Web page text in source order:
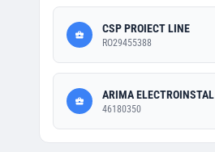
CSP PROIECT LINE
RO29455388
ARIMA ELECTROINSTAL
46180350